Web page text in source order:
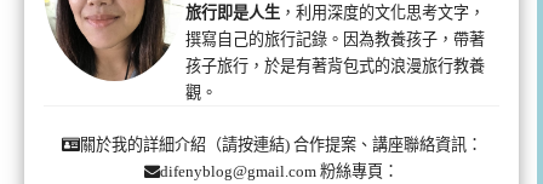
旅行即是人生 ，利用深度的文化思考文字，
撰寫自己的旅行記錄。因為教養孩子，帶著
孩子旅行，於是有著背包式的浪漫旅行教養
觀。
關於我的詳細介紹（請按連結)合作提案、講座聯絡資訊：
difenyblog@gmail.com 粉絲專頁：